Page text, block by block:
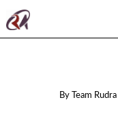
By Team Rudra